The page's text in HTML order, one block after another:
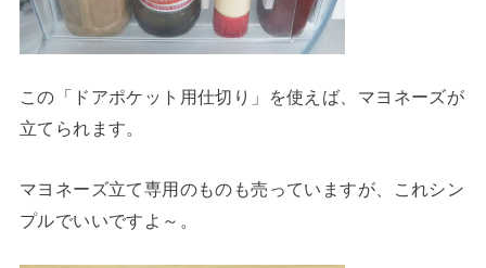
この「ドアポケット用仕切り」を使えば、マヨネーズが
立てられます。
マヨネーズ立て専用のものも売っていますが、これシン
プルでいいですよ～。